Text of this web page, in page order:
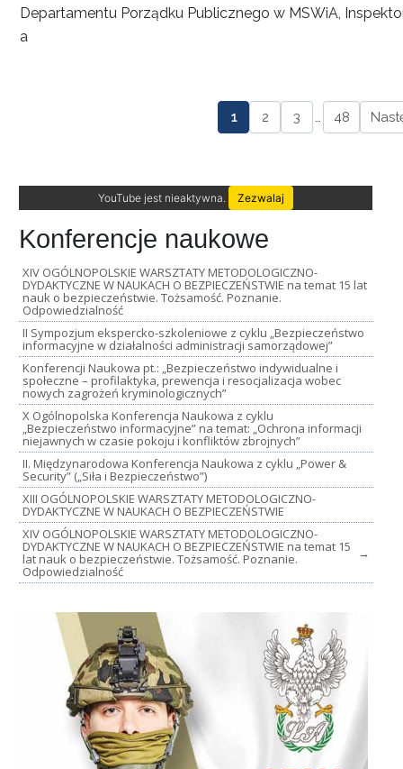
Departamentu Porządku Publicznego w MSWiA,
a
1 2 3 … 48
YouTube jest nieaktywna. Zezwalaj
Konferencje naukowe
XIV OGÓLNOPOLSKIE WARSZTATY METODOLOGICZNO-
DYDAKTYCZNE W NAUKACH O BEZPIECZEŃSTWIE na temat 15 lat
nauk o bezpieczeństwie. Tożsamość. Poznanie.
Odpowiedzialność
II Sympozjum ekspercko-szkoleniowe z cyklu „Bezpieczeństwo
informacyjne w działalności administracji samorządowej”
Konferencji Naukowa pt.: „Bezpieczeństwo indywidualne i
społeczne – profilaktyka, prewencja i resocjalizacja wobec
nowych zagrożeń kryminologicznych”
X Ogólnopolska Konferencja Naukowa z cyklu
„Bezpieczeństwo informacyjne” na temat: „Ochrona informacji
niejawnych w czasie pokoju i konfliktów zbrojnych”
II. Międzynarodowa Konferencja Naukowa z cyklu „Power &
Security” („Siła i Bezpieczeństwo”)
XIII OGÓLNOPOLSKIE WARSZTATY METODOLOGICZNO-
DYDAKTYCZNE W NAUKACH O BEZPIECZEŃSTWIE
XIV OGÓLNOPOLSKIE WARSZTATY METODOLOGICZNO-
DYDAKTYCZNE W NAUKACH O BEZPIECZEŃSTWIE na temat 15
lat nauk o bezpieczeństwie. Tożsamość. Poznanie.
Odpowiedzialność
→